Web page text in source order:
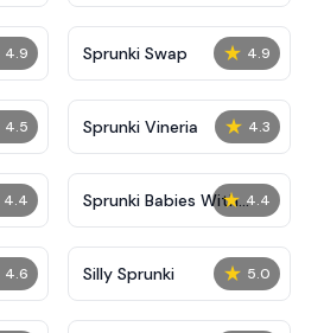
4.9 ★ 4.9
Sprunki Swap
4.5 ★ 4.3
Sprunki Vineria
4.4 ★ 4.4
Sprunki Babies With
OC’s
4.6 ★ 5.0
Silly Sprunki